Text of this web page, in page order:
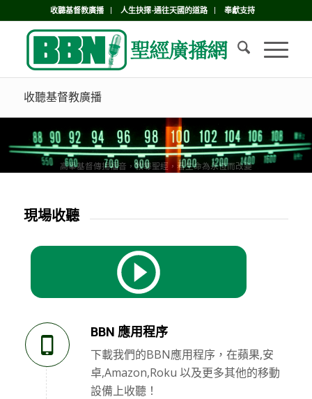
收聽基督教廣播 人生抉擇-通往天國的道路 奉獻支持
收聽基督教廣播
高舉基督傳揚福音，教導聖經，看生命為永恆而改變
現場收聽
BBN 應用程序
下載我們的BBN應用程序，在蘋果,安
卓,Amazon,Roku 以及更多其他的移動
設備上收聽！